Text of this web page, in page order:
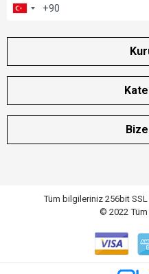
Tüm bilgileriniz 256bit
© 2022 Tüm